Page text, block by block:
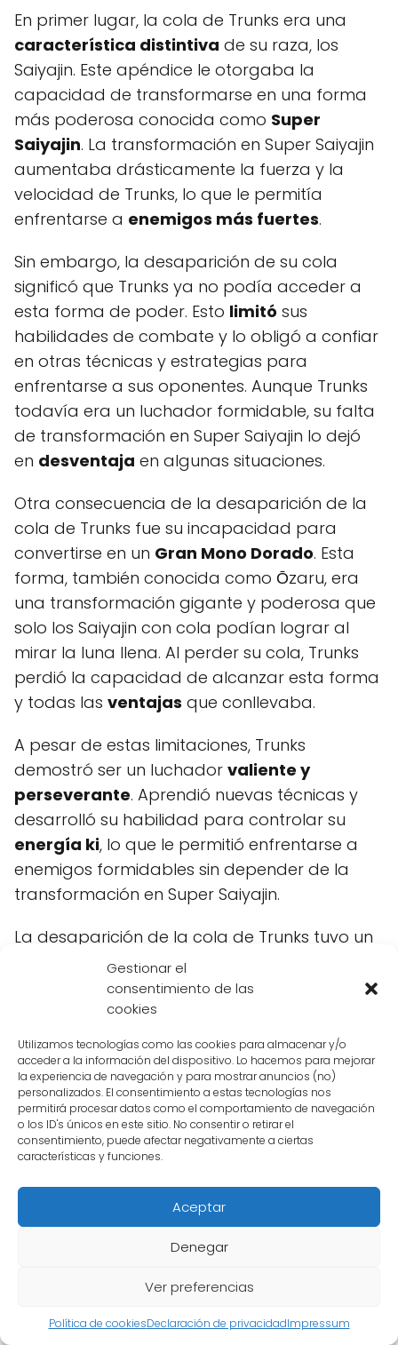
Gestionar el
consentimiento de las
cookies
Utilizamos tecnologías como las cookies para almacenar y/o
acceder a la información del dispositivo. Lo hacemos para mejorar
la experiencia de navegación y para mostrar anuncios (no)
personalizados. El consentimiento a estas tecnologías nos
permitirá procesar datos como el comportamiento de navegación
o los ID's únicos en este sitio. No consentir o retirar el
consentimiento, puede afectar negativamente a ciertas
características y funciones.
Aceptar
Denegar
Ver preferencias
Política de cookiesDeclaración de privacidadImpressum
En primer lugar, la cola de Trunks era una
característica distintiva de su raza, los
Saiyajin. Este apéndice le otorgaba la
capacidad de transformarse en una forma
más poderosa conocida como Super
Saiyajin. La transformación en Super Saiyajin
aumentaba drásticamente la fuerza y la
velocidad de Trunks, lo que le permitía
enfrentarse a enemigos más fuertes.
Sin embargo, la desaparición de su cola
significó que Trunks ya no podía acceder a
esta forma de poder. Esto limitó sus
habilidades de combate y lo obligó a confiar
en otras técnicas y estrategias para
enfrentarse a sus oponentes. Aunque Trunks
todavía era un luchador formidable, su falta
de transformación en Super Saiyajin lo dejó
en desventaja en algunas situaciones.
Otra consecuencia de la desaparición de la
cola de Trunks fue su incapacidad para
convertirse en un Gran Mono Dorado. Esta
forma, también conocida como Ōzaru, era
una transformación gigante y poderosa que
solo los Saiyajin con cola podían lograr al
mirar la luna llena. Al perder su cola, Trunks
perdió la capacidad de alcanzar esta forma
y todas las ventajas que conllevaba.
A pesar de estas limitaciones, Trunks
demostró ser un luchador valiente y
perseverante. Aprendió nuevas técnicas y
desarrolló su habilidad para controlar su
energía ki, lo que le permitió enfrentarse a
enemigos formidables sin depender de la
transformación en Super Saiyajin.
La desaparición de la cola de Trunks tuvo un
impacto significativo
habilidades. Aunque perdió la capacidad de
transformarse en Super Saiyajin y Gran Mono
Dorado, Trunks demostró ser un luchador
valiente y adaptó su estilo de combate para
enfrentarse a sus enemigos de manera
efectiva.